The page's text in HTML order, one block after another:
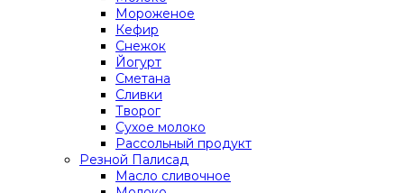
Мороженое
Кефир
Снежок
Йогурт
Сметана
Сливки
Творог
Сухое молоко
Рассольный продукт
Резной Палисад
Масло сливочное